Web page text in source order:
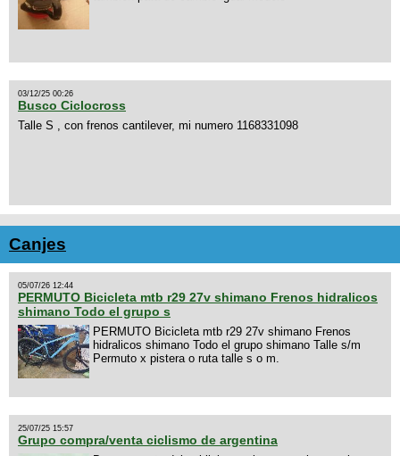
03/12/25 00:26
Busco Ciclocross
Talle S , con frenos cantilever, mi numero 1168331098
Canjes
05/07/26 12:44
PERMUTO Bicicleta mtb r29 27v shimano Frenos hidralicos
shimano Todo el grupo s
PERMUTO Bicicleta mtb r29 27v shimano Frenos
hidralicos shimano Todo el grupo shimano Talle s/m
Permuto x pistera o ruta talle s o m.
25/07/25 15:57
Grupo compra/venta ciclismo de argentina